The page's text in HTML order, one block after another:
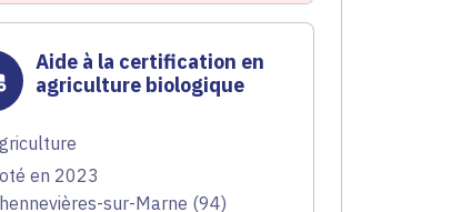
Aide à la certification en
agriculture biologique
en 2023
sur-Marne (94)